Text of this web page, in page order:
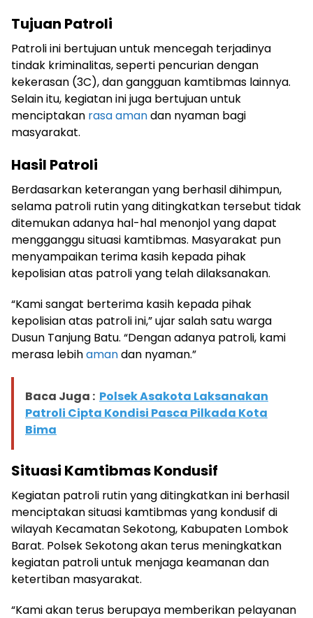
Tujuan Patroli
Patroli ini bertujuan untuk mencegah terjadinya
tindak kriminalitas, seperti pencurian dengan
kekerasan (3C), dan gangguan kamtibmas lainnya.
Selain itu, kegiatan ini juga bertujuan untuk
menciptakan rasa amandan nyaman bagi
masyarakat.
Hasil Patroli
Berdasarkan keterangan yang berhasil dihimpun,
selama patroli rutin yang ditingkatkan tersebut tidak
ditemukan adanya hal-hal menonjol yang dapat
mengganggu situasi kamtibmas. Masyarakat pun
menyampaikan terima kasih kepada pihak
kepolisian atas patroli yang telah dilaksanakan.
“Kami sangat berterima kasih kepada pihak
kepolisian atas patroli ini,” ujar salah satu warga
Dusun Tanjung Batu. “Dengan adanya patroli, kami
merasa lebihamandan nyaman.”
Baca Juga : Polsek Asakota Laksanakan
Patroli Cipta Kondisi Pasca Pilkada Kota
Bima
Situasi Kamtibmas Kondusif
Kegiatan patroli rutin yang ditingkatkan ini berhasil
menciptakan situasi kamtibmas yang kondusif di
wilayah Kecamatan Sekotong, Kabupaten Lombok
Barat. Polsek Sekotong akan terus meningkatkan
kegiatan patroli untuk menjaga keamanan dan
ketertiban masyarakat.
“Kami akan terus berupaya memberikan pelayanan